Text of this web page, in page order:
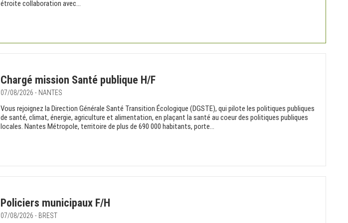
étroite collaboration avec...
Chargé mission Santé publique H/F
07/08/2026 - NANTES
Vous rejoignez la Direction Générale Santé Transition Écologique (DGSTE), qui pilote les politiques publiques
de santé, climat, énergie, agriculture et alimentation, en plaçant la santé au coeur des politiques publiques
locales. Nantes Métropole, territoire de plus de 690 000 habitants, porte...
Policiers municipaux F/H
07/08/2026 - BREST